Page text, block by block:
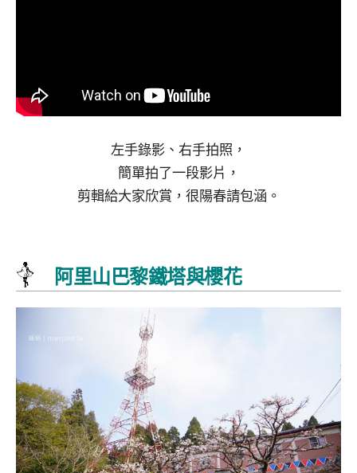
左手錄影、右手拍照，
簡單拍了一段影片，
剪輯給大家欣賞，很陽春請包涵。
阿里山巴黎鐵塔與櫻花